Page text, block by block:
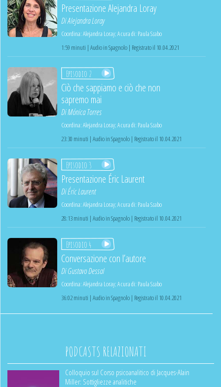
Presentazione Alejandra Loray
DiAlejandra Loray
Coordina:Alejandra Loray;A cura di: Paula Szabo
1:59 minuti | Audio in Spagnolo | Registrato il 10.04.2021
Episodio 2
Ciò che sappiamo e ciò che non
sapremo mai
DiMónica Torres
Coordina:Alejandra Loray;A cura di: Paula Szabo
23:30 minuti | Audio in Spagnolo | Registrato il 10.04.2021
Episodio 3
Presentazione Éric Laurent
DiÉric Laurent
Coordina:Alejandra Loray;A cura di: Paula Szabo
28:13 minuti | Audio in Spagnolo | Registrato il 10.04.2021
Episodio 4
Conversazione con l’autore
DiGustavo Dessal
Coordina:Alejandra Loray;A cura di: Paula Szabo
36:02 minuti | Audio in Spagnolo | Registrato il 10.04.2021
PODCASTS RELAZIONATI
Colloquio sul Corso psicoanalitico di Jacques-Alain
Miller: Sottigliezze analitiche